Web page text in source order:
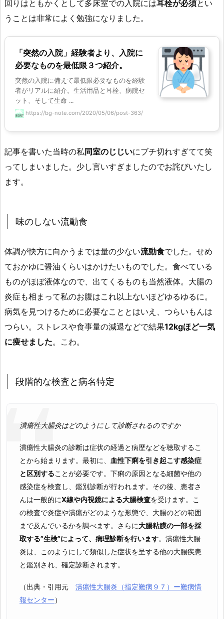
回りはともかくとして多床室での入院には耳栓が必須とい
うことは非常によく勉強になりました。
「突然の入院」経験者より、入院に
必要なものを最低限３つ紹介。
突然の入院に備えて最低限必要なものを経験
者がリアルに紹介。生活用品と耳栓、病院セ
ット、そして生命 ...
https://bg-note.com/2020/05/06/post-363/
記事を書いた当時の私同室のじじいにブチ切れすぎてて笑
ってしまいました。少し言いすぎましたのでお詫びいたし
ます。
味のしない流動食
体調が快方に向かうまでは量の少ない流動食でした。せめ
ておかゆに醤油くらいはかけたいものでした。食べている
ものがほぼ液体なので、出てくるものも当然液体。大腸の
炎症も相まって私のお腹はこれ以上ないほどゆるゆるに。
病気を見つけるために必要なこととはいえ、つらいもんは
つらい。ストレスや食事量の減退などで結果12kgほど一気
に痩せました。こわ。
段階的な検査と病名特定
潰瘍性大腸炎はどのようにして診断されるのですか
潰瘍性大腸炎の診断は症状の経過と病歴などを聴取するこ
とから始まります。最初に、
血性下痢を引き起こす感染症
と区別することが必要です。下痢の原因となる細菌や他の
感染症を検査し、鑑別診断が行われます。その後、患者さ
んは一般的にX線や内視鏡による大腸検査を受けます。こ
の検査で炎症や潰瘍がどのような形態で、大腸のどの範囲
まで及んでいるかを調べます。さらに大腸粘膜の一部を採
取する”生検”によって、病理診断を行います。潰瘍性大腸
炎は、このようにして類似した症状を呈する他の大腸疾患
と鑑別され、確定診断されます。
（出典・引用元 潰瘍性大腸炎（指定難病９７）ー難病情
報センター）